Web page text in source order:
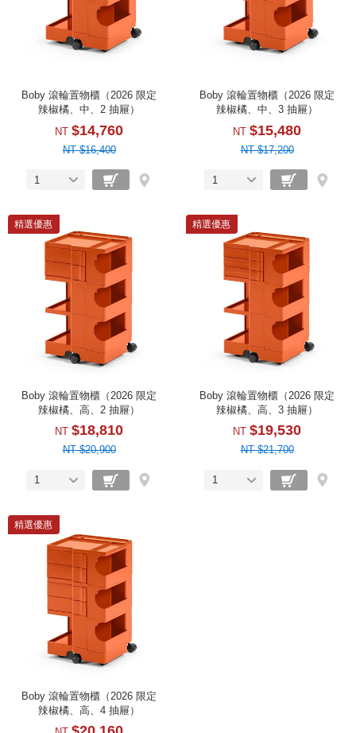
Boby 滾輪置物櫃（2026 限定
辣椒橘、中、2 抽屜）
NT $14,760
NT $16,400
1
Boby 滾輪置物櫃（2026 限定
辣椒橘、中、3 抽屜）
NT $15,480
NT $17,200
1
精選優惠
Boby 滾輪置物櫃（2026 限定
辣椒橘、高、2 抽屜）
NT $18,810
NT $20,900
1
精選優惠
Boby 滾輪置物櫃（2026 限定
辣椒橘、高、3 抽屜）
NT $19,530
NT $21,700
1
精選優惠
Boby 滾輪置物櫃（2026 限定
辣椒橘、高、4 抽屜）